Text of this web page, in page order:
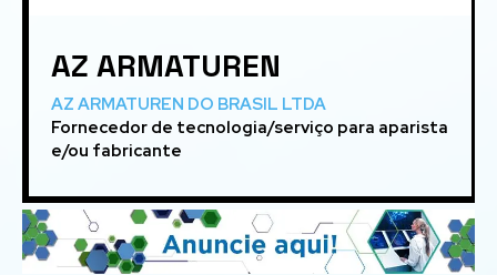
AZ ARMATUREN
AZ ARMATUREN DO BRASIL LTDA
Fornecedor de tecnologia/serviço para aparista
e/ou fabricante